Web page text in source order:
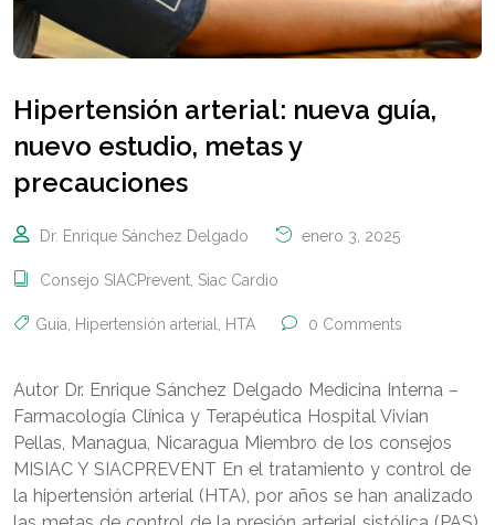
Hipertensión arterial: nueva guía,
nuevo estudio, metas y
precauciones
Dr. Enrique Sánchez Delgado enero 3, 2025
Consejo SIACPrevent Siac Cardio
Guia Hipertensión arterial HTA 0 Comments
Autor Dr. Enrique Sánchez Delgado Medicina Interna –
Farmacología Clínica y Terapéutica Hospital Vivian
Pellas, Managua, Nicaragua Miembro de los consejos
MISIAC Y SIACPREVENT En el tratamiento y control de
la hipertensión arterial (HTA), por años se han analizado